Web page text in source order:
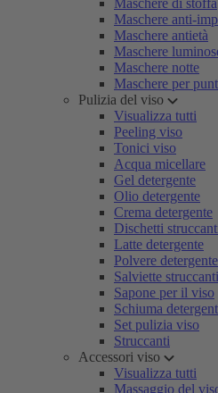
Maschere di stoffa
Maschere anti-
Maschere antietà
Maschere
Maschere notte
Maschere per
Pulizia del viso
Visualizza tutti
Peeling viso
Tonici viso
Acqua micellare
Gel detergente
Olio detergente
Crema detergente
Dischetti
Latte detergente
Polvere detergente
Salviette struccanti
Sapone per il viso
Schiuma
Set pulizia viso
Struccanti
Accessori viso
Visualizza tutti
Massaggio del